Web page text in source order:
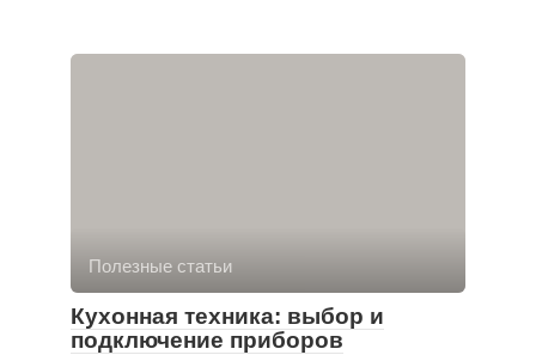
Полезные статьи
Кухонная техника: выбор и
подключение приборов